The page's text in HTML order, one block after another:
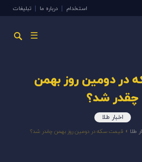
استخدام درباره ما تبلیغات
☰
در دومین روز بهمن
چقدر شد؟
اخبار طلا
طلا » قیمت سکه در دومین روز بهمن چقدر شد؟